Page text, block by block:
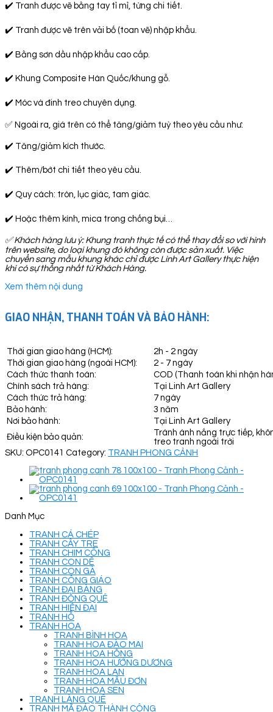
✔️ Tranh được vẽ bằng tay tỉ mỉ, từng chi tiết.
✔️ Tranh được vẽ trên vải bố (toan vẽ) nhập khẩu.
✔️ Bằng sơn dầu nhập khẩu cao cấp.
✔️ Khung Composite Hàn Quốc/khung gỗ.
✔️ Móc và đinh treo chuyên dụng.
✅ Ngoài ra, giá trên có thể tăng/giảm tuỳ theo yêu cầu như:
✔️ Tăng/giảm kích thước.
✔️ Thêm/bớt chi tiết theo yêu cầu.
✔️ Quy cách: tròn, lục giác, tam giác.
✔️ Hoặc thêm kính, mica trong chống bụi…
✅ Khách hàng lưu ý: Khung tranh thực tế có thể thay đổi so với hình
trên website, do loại khung đó không còn được sản xuất. Việc
chuyển sang mẫu khung khác chỉ được Linh Art Gallery thực hiện
khi có sự thống nhất từ Khách Hàng.
Xem thêm nội dung
GIAO NHẬN, THANH TOÁN VÀ BẢO HÀNH:
Thời gian giao hàng (HCM):
2h - 2 ngày
Thời gian giao hàng (ngoài HCM):
2 - 7 ngày
Cách thức thanh toán:
COD (Thanh toán khi nhận
Chính sách trả hàng:
Tại Linh Art Gallery
Cách thức trả hàng:
7 ngày
Bảo hành:
3 năm
Nơi bảo hành:
Tại Linh Art Gallery
Điều kiện bảo quản:
Tránh ánh nắng trực tiếp,
treo tranh ngoài trời
SKU: OPC0141 Category: TRANH PHONG CẢNH
Danh Mục
TRANH CÁ CHÉP
TRANH CÂY TRE
TRANH CHIM CÔNG
TRANH CON DÊ
TRANH CON GÀ
TRANH CÔNG GIÁO
TRANH ĐẠI BÀNG
TRANH ĐỒNG QUÊ
TRANH HIỆN ĐẠI
TRANH HỔ
TRANH HOA
TRANH BÌNH HOA
TRANH HOA ĐÀO MAI
TRANH HOA HỒNG
TRANH HOA HƯỚNG DƯƠNG
TRANH HOA LAN
TRANH HOA MẪU ĐƠN
TRANH HOA SEN
TRANH LÀNG QUÊ
TRANH MÃ ĐÁO THÀNH CÔNG